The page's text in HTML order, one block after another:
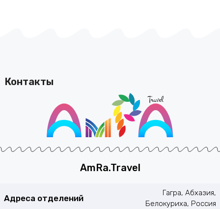
Контакты
AmRa.Travel
Адреса отделений
Гагра, Абхазия,
Белокуриха, Россия